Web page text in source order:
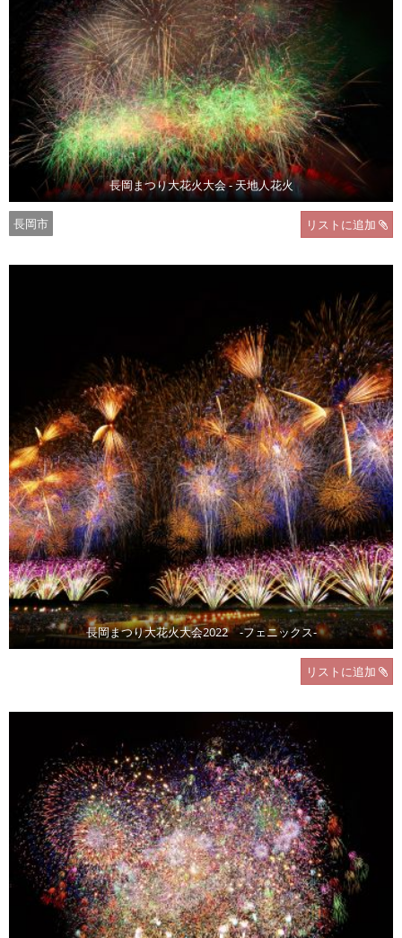
長岡まつり大花火大会 - 天地人花火
長岡市 リストに追加
長岡まつり大花火大会2022 -フェニックス-
リストに追加